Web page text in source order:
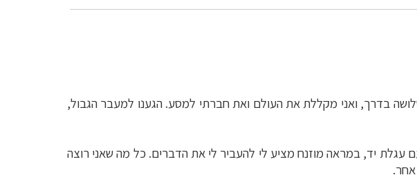
בדרך, ואני מקללת את העולם ואת חברתי למסע.הגענו למעבר הגבול,
עגלת יד, במראה מוזנח מציע לי להעביר לי את הדברים. כל מה שאני רוצה
אחר.